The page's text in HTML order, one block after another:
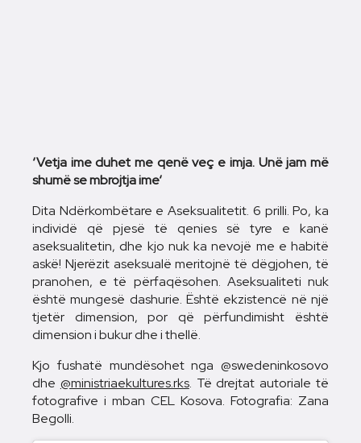
‘Vetja ime duhet me qenë veç e imja. Unë jam më
shumë se mbrojtja ime‘
Dita Ndërkombëtare e Aseksualitetit. 6 prilli. Po, ka
individë që pjesë të qenies së tyre e kanë
aseksualitetin, dhe kjo nuk ka nevojë me e habitë
askë! Njerëzit aseksualë meritojnë të dëgjohen, të
pranohen, e të përfaqësohen. Aseksualiteti nuk
është mungesë dashurie. Është ekzistencë në një
tjetër dimension, por që përfundimisht është
dimension i bukur dhe i thellë.
Kjo fushatë mundësohet nga @swedeninkosovo
dhe @ministriaekultures.rks. Të drejtat autoriale të
fotografive i mban CEL Kosova. Fotografia: Zana
Begolli.